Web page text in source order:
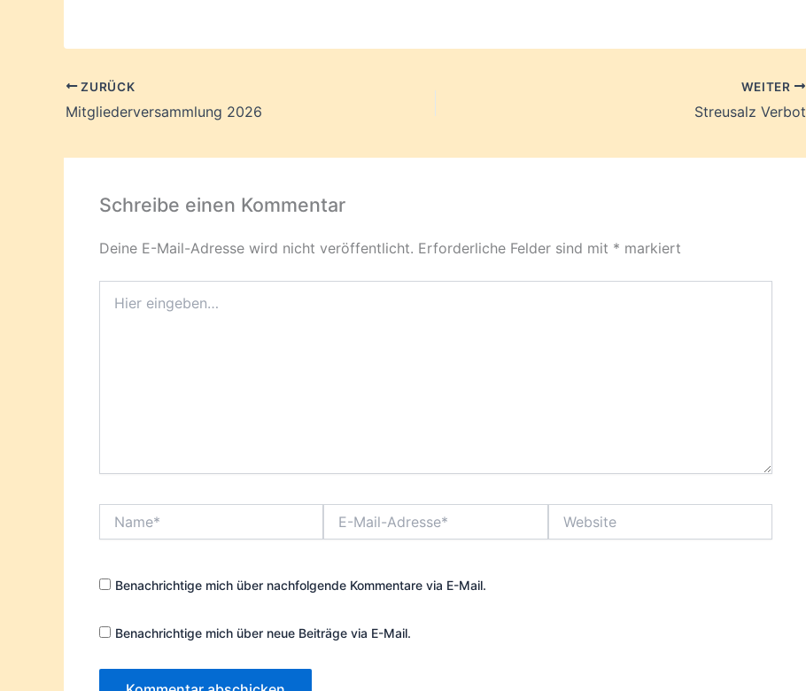
ZURÜCK
Mitgliederversammlung 2026
WEITER
Streusalz Verbot
Schreibe einen Kommentar
Deine E-Mail-Adresse wird nicht veröffentlicht. Erforderliche Felder sind mit * markiert
eingeben…
Mail-
Benachrichtige mich über nachfolgende Kommentare via E-Mail.
Benachrichtige mich über neue Beiträge via E-Mail.